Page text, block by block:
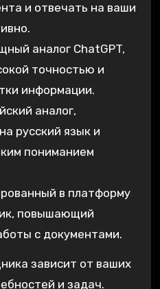
и отвечать на ваши
аналог ChatGPT,
точностью и
информации.
аналог,
русский язык и
пониманием
в платформу
повышающий
с документами.
зависит от ваших
и задач.